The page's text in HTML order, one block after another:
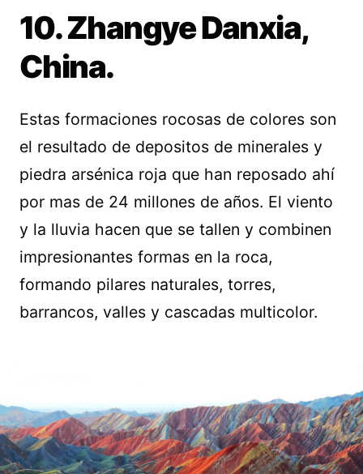
10. Zhangye Danxia,
China.
Estas formaciones rocosas de colores son
el resultado de depositos de minerales y
piedra arsénica roja que han reposado ahí
por mas de 24 millones de años. El viento
y la lluvia hacen que se tallen y combinen
impresionantes formas en la roca,
formando pilares naturales, torres,
barrancos, valles y cascadas multicolor.